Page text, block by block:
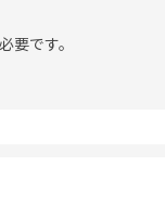
要です。